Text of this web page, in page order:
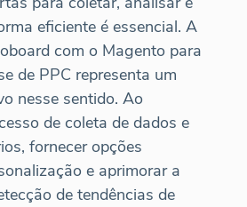
eficiente é essencial. A
com o Magento para
de PPC representa um
nesse sentido. Ao
de coleta de dados e
fornecer opções
e aprimorar a
de tendências de